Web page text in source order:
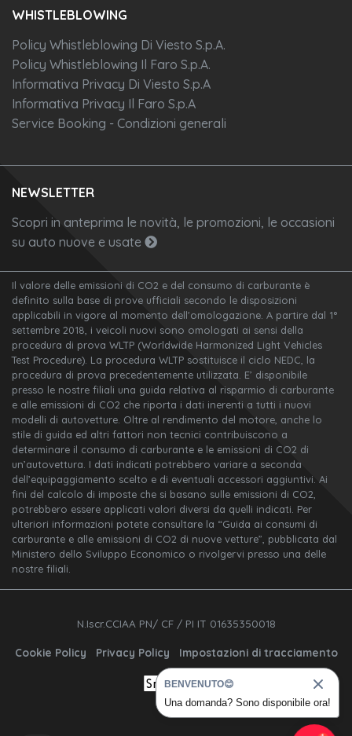
WHISTLEBLOWING
Policy Whistleblowing Di Viesto S.p.A.
Policy Whistleblowing Il Faro S.p.A.
Informativa Privacy Di Viesto S.p.A
Informativa Privacy Il Faro S.p.A
Service Booking - Condizioni generali
NEWSLETTER
Scopri in anteprima le novità, le promozioni, le occasioni
su auto nuove e usate
Il valore delle emissioni di CO2 e del consumo di carburante è
definito sulla base di prove ufficiali secondo le disposizioni
applicabili in vigore al momento dell'omologazione. A partire dal 1°
settembre 2018, i veicoli nuovi sono omologati ai sensi della
procedura di prova WLTP (Worldwide Harmonized Light Vehicles
Test Procedure). La procedura WLTP sostituisce il ciclo NEDC, la
procedura di prova precedentemente utilizzata. E’ disponibile
presso le nostre filiali una guida relativa al risparmio di carburante
e alle emissioni di CO2 che riporta i dati inerenti a tutti i nuovi
modelli di autovetture. Oltre al rendimento del motore, anche lo
stile di guida ed altri fattori non tecnici contribuiscono a
determinare il consumo di carburante e le emissioni di CO2 di
un’autovettura. I dati indicati potrebbero variare a seconda
dell’equipaggiamento scelto e di eventuali accessori aggiuntivi. Ai
fini del calcolo di imposte che si basano sulle emissioni di CO2,
potrebbero essere applicati valori diversi da quelli indicati. Per
ulteriori informazioni potete consultare la “Guida ai consumi di
carburante e alle emissioni di CO2 di nuove vetture”, pubblicata dal
Ministero dello Sviluppo Economico o rivolgervi presso una delle
nostre filiali.
N.Iscr.CCIAA PN/ CF / PI IT 01635350018
Cookie Policy Privacy Policy Impostazioni di tracciamento
BENVENUTO😊
Una domanda? Sono disponibile ora!